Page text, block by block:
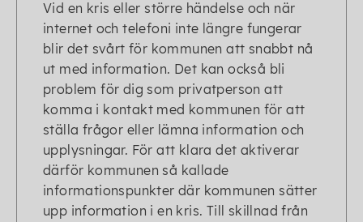
Vid en kris eller större händelse och när
internet och telefoni inte längre fungerar
blir det svårt för kommunen att snabbt nå
ut med information. Det kan också bli
problem för dig som privatperson att
komma i kontakt med kommunen för att
ställa frågor eller lämna information och
upplysningar. För att klara det aktiverar
därför kommunen så kallade
informationspunkter där kommunen sätter
upp information i en kris. Till skillnad från